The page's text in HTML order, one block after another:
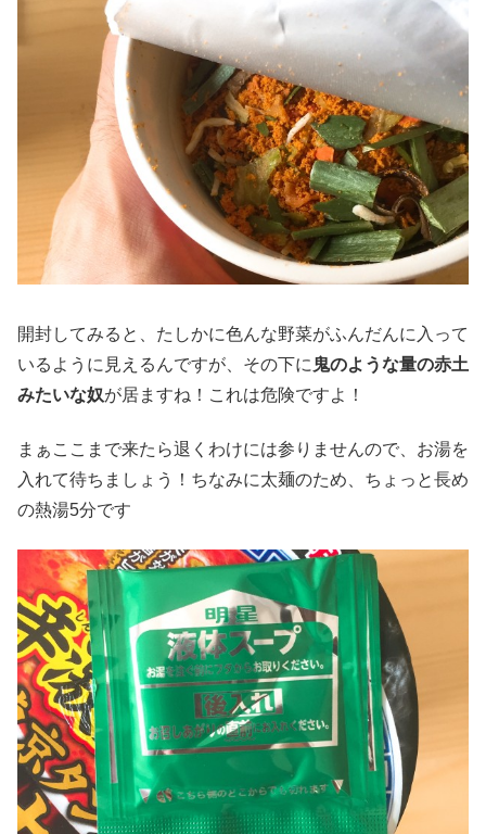
開封してみると、たしかに色んな野菜がふんだんに入って
いるように見えるんですが、その下に 鬼のような量の赤土
みたいな奴が居ますね！これは危険ですよ！
まぁここまで来たら退くわけには参りませんので、お湯を
入れて待ちましょう！ちなみに太麺のため、ちょっと長め
の熱湯5分です